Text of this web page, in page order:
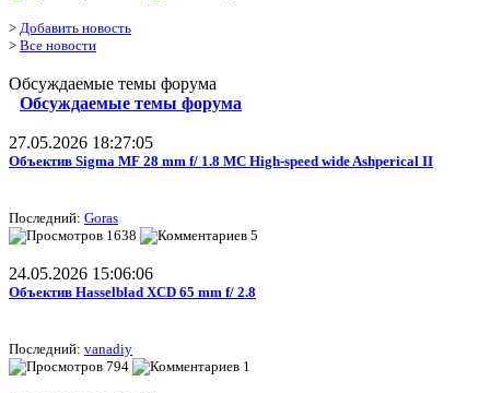
> Добавить новость
> Все новости
Обсуждаемые темы форума
Обсуждаемые темы форума
27.05.2026 18:27:05
Объектив Sigma MF 28 mm f/ 1.8 MC High-speed wide Ashperical II
Последний: Goras
1638
5
24.05.2026 15:06:06
Объектив Hasselblad XCD 65 mm f/ 2.8
Последний: vanadiy
794
1